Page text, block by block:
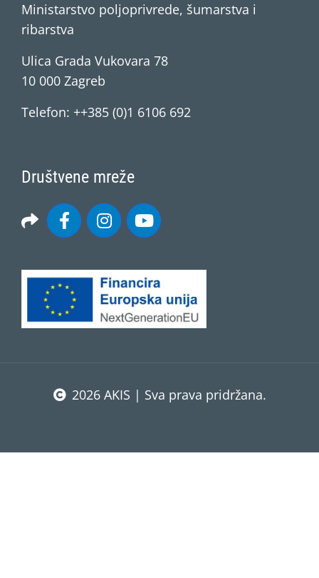
Ministarstvo poljoprivrede, šumarstva i
ribarstva
Ulica Grada Vukovara 78
10 000 Zagreb
Telefon: ++385 (0)1 6106 692
Društvene mreže
2026 AKIS | Sva prava pridržana.